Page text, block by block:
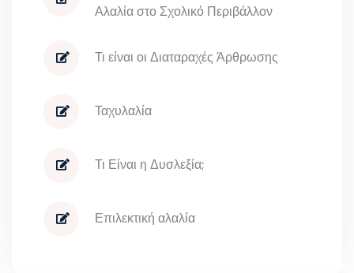
Αλαλία στο Σχολικό Περιβάλλον
Τι είναι οι Διαταραχές Άρθρωσης
Ταχυλαλία
Τι Είναι η Δυσλεξία;
Επιλεκτική αλαλία